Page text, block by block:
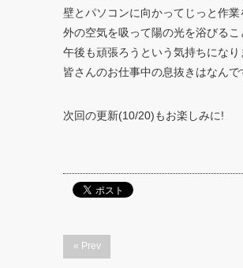
壁とパソコンに向かってじっと作業
外の空気を吸って陽の光を浴びるこ
午後も頑張ろうという気持ちになり
皆さんのお仕事中の息抜きはなんで
次回の更新(10/20)もお楽しみに!
« Prev